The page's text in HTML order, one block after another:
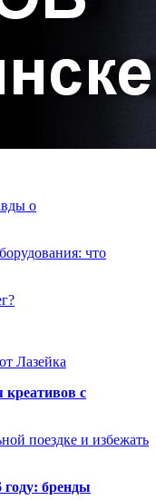
о
что
Лазейка
креативов с
поездке и избежать
бренды